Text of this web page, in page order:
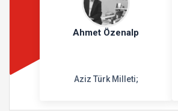
Ahmet Özenalp
Aziz Türk Milleti;